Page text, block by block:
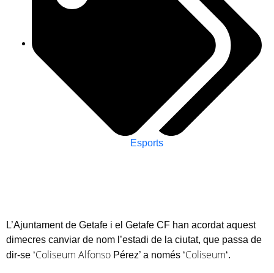
Esports
L’Ajuntament de Getafe i el Getafe CF han acordat aquest
dimecres canviar de nom l’estadi de la ciutat, que passa de
dir-se ‘Coliseum Alfonso Pérez’ a només ‘Coliseum‘.